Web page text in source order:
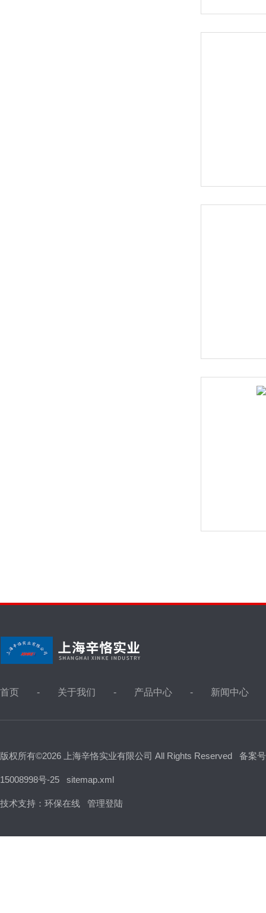
首页 关于我们 产品中心 新闻中心
版权所有©2026 上海辛恪实业有限公司 All Rights Reserved 备案
15008998号-25 sitemap.xml
技术支持： 环保在线 管理登陆